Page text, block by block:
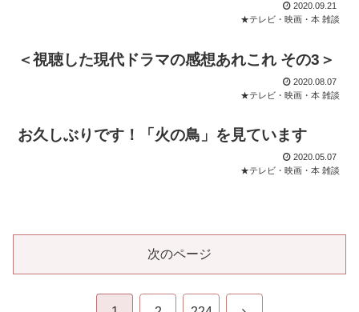
2020.09.21
★テレビ・映画・本 雑談
＜視聴した現代ドラマの感想あれこれ その3＞
2020.08.07
★テレビ・映画・本 雑談
お久しぶりです！「火の鳥」を見ています
2020.05.07
★テレビ・映画・本 雑談
次のページ